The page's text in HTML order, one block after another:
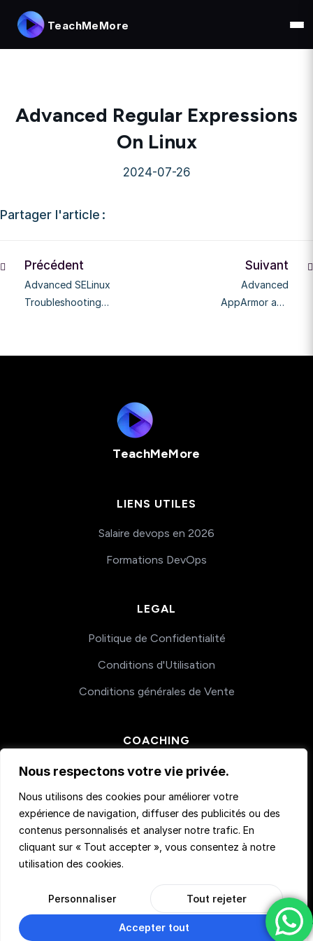
Nous respectons votre vie privée.
Nous utilisons des cookies pour améliorer votre
expérience de navigation, diffuser des publicités ou des
contenus personnalisés et analyser notre trafic. En
cliquant sur « Tout accepter », vous consentez à notre
utilisation des cookies.
Personnaliser Tout rejeter
Accepter tout
TeachMeMore
Advanced Regular Expressions
On Linux
2024-07-26
Partager l'article :
Précédent
Advanced SELinux
Troubleshooting
Suivant
Advanced
AppArmor and
TeachMeMore
LIENS UTILES
Salaire devops en 2026
Formations DevOps
LEGAL
Politique de Confidentialité
Conditions d'Utilisation
Conditions générales de Vente
COACHING
Nos accompagnements